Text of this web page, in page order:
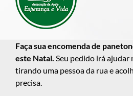
Faça sua encomenda de
este Natal. Seu pedido irá ajudar
tirando uma pessoa da rua e
precisa.